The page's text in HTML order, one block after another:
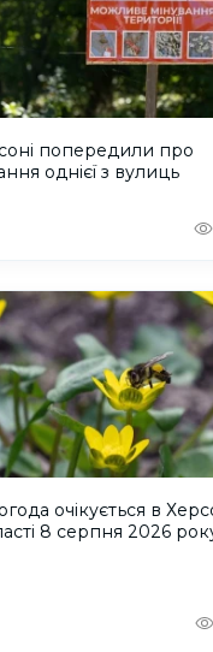
попередили про
однієї з вулиць
очікується в
8 серпня 2026